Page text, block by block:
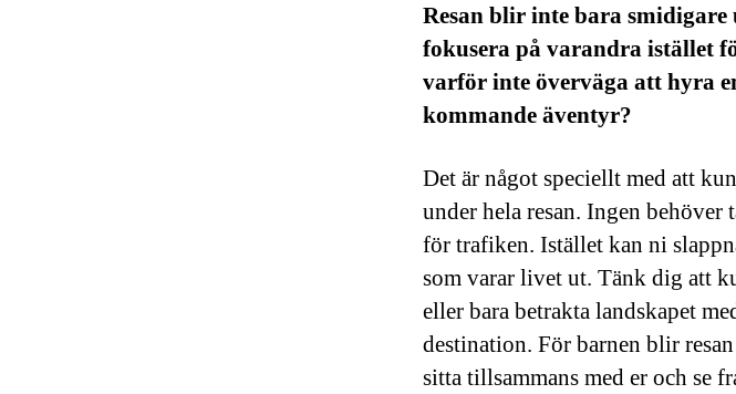
Resan blir inte bara
fokusera på varandra istället
varför inte överväga att hyra
kommande äventyr?
Det är något speciellt med att
under hela resan. Ingen
för trafiken. Istället kan ni
som varar livet ut. Tänk dig att
eller bara betrakta landskapet
destination. För barnen blir
sitta tillsammans med er och se